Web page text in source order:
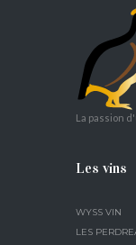
La passion
Les vins
WYSS VIN
LES